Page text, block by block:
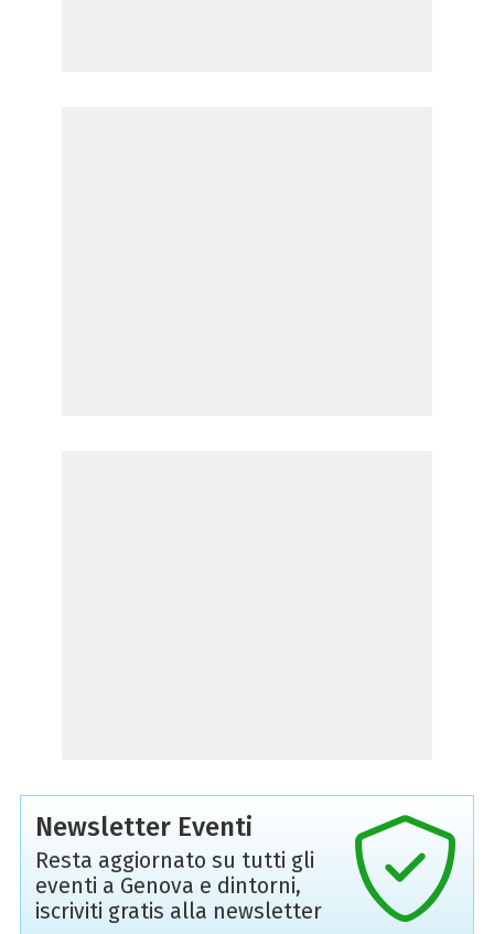
Newsletter Eventi
Resta aggiornato su tutti gli
eventi a Genova e dintorni,
iscriviti gratis alla newsletter